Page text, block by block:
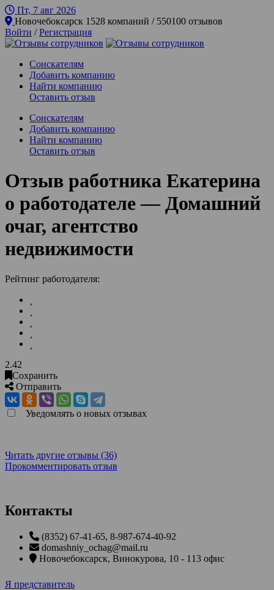
Пт, 7 авг 2026
Новочебоксарск
1528 компаний / 550100 отзывов
Войти /Регистрация
Соискателям
Добавить компанию
Найти компанию
Оставить отзыв
Соискателям
Добавить компанию
Найти компанию
Оставить отзыв
Отзыв работника Екатерина
о работодателе — Домашний
очаг, агентство
недвижимости
Рейтинг работодателя:
2.42
Сохранить
Отправить
Уведомлять о новых отзывах
Читать другие отзывы (36)
Прокомментировать отзыв
Контакты
(8352) 67-41-65, 8-987-674-40-92
domashniy_ochag@mail.ru
Новочебоксарск, Винокурова, 10 - 113 офис
Я представитель